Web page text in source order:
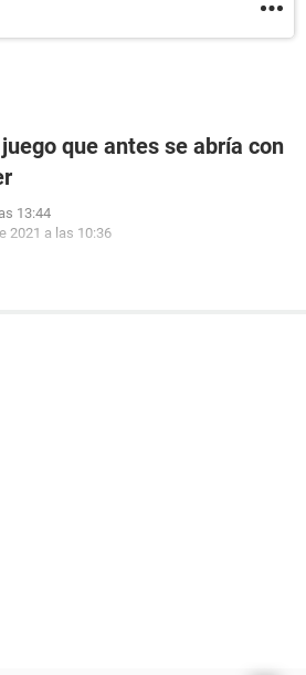
que antes se abría con
13:44
2021 a las 10:36